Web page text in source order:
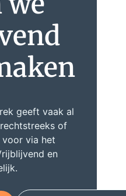
geeft vaak al
of
via het
en